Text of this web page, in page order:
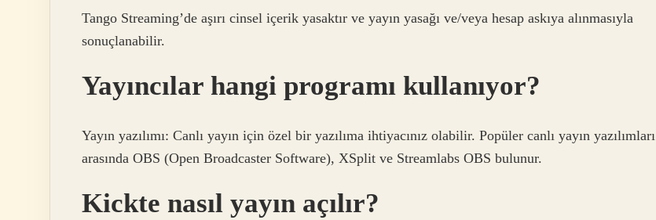
Tango Streaming’de aşırı cinsel içerik yasaktır ve yayın yasağı ve/veya hesap askıya alınmasıyla
sonuçlanabilir.
Yayıncılar hangi programı kullanıyor?
Yayın yazılımı: Canlı yayın için özel bir yazılıma ihtiyacınız olabilir. Popüler canlı yayın yazılımları
arasında OBS (Open Broadcaster Software), XSplit ve Streamlabs OBS bulunur.
Kickte nasıl yayın açılır?